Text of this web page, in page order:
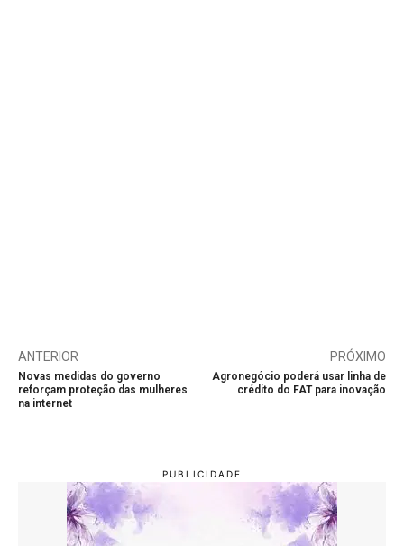
ANTERIOR
Novas medidas do governo
reforçam proteção das mulheres
na internet
PRÓXIMO
Agronegócio poderá usar linha de
crédito do FAT para inovação